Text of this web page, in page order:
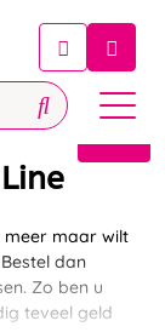
voor
meer maar wilt
dan
Zo ben u
teveel geld